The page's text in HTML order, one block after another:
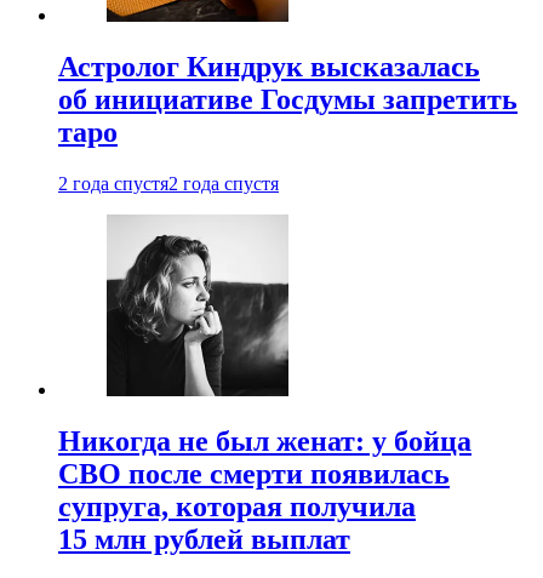
Астролог Киндрук высказалась
об инициативе Госдумы запретить
таро
2 года спустя2 года спустя
Никогда не был женат: у бойца
СВО после смерти появилась
супруга, которая получила
15 млн рублей выплат